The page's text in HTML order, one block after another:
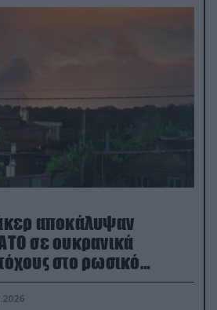
αποκάλυψαν
σε ουκρανικά
στο ρωσικό